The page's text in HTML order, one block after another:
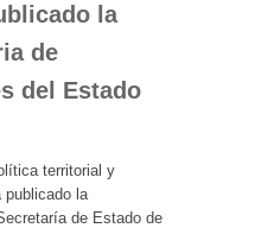
la
de
del Estado
territorial y
publicado la
de Estado de